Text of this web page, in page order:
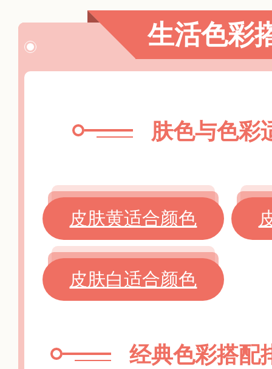
生活色彩
肤色与色彩
皮肤黄适合颜色
皮肤白适合颜色
经典色彩搭配